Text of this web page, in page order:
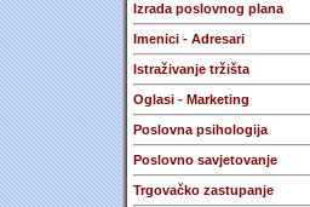
Izrada poslovnog plana
Imenici - Adresari
Istraživanje tržišta
Oglasi - Marketing
Poslovna psihologija
Poslovno savjetovanje
Trgovačko zastupanje